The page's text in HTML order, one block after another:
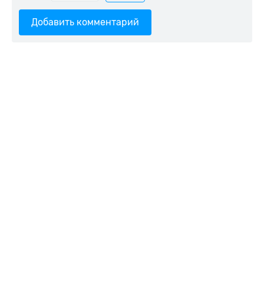
Добавить комментарий